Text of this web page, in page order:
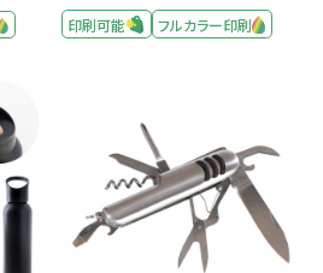
印刷可能 フルカラー印刷